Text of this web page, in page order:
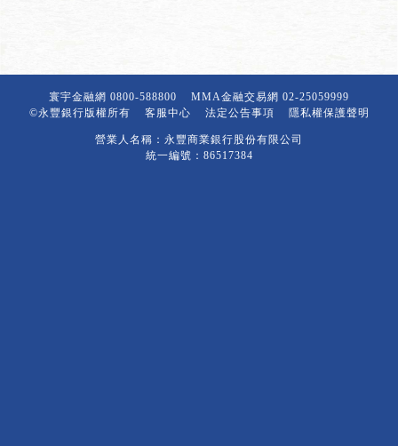
寰宇金融網 0800-588800 MMA金融交易網 02-25059999
©永豐銀行版權所有
客服中心 法定公告事項 隱私權保護聲明
營業人名稱：永豐商業銀行股份有限公司
統一編號：86517384